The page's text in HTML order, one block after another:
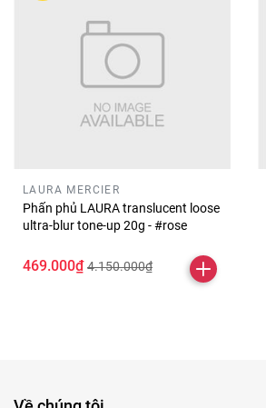
LAURA MERCIER
Phấn phủ LAURA translucent loose
ultra-blur tone-up 20g - #rose
469.000₫ 4.150.000₫